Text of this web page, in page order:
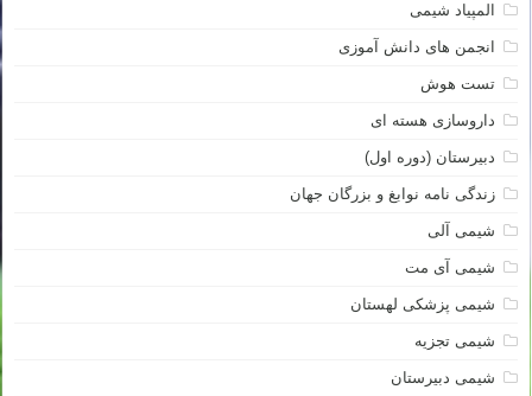
المپیاد شیمی
انجمن های دانش آموزی
تست هوش
داروسازی هسته ای
دبیرستان (دوره اول)
زندگی نامه نوابغ و بزرگان جهان
شیمی آلی
شیمی آی مت
شیمی پزشکی لهستان
شیمی تجزیه
شیمی دبیرستان